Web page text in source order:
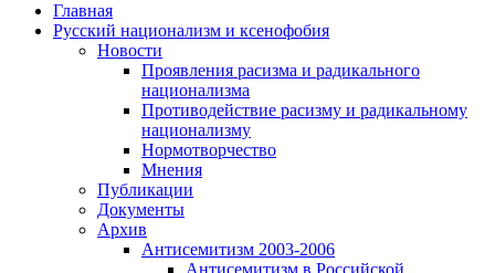
Главная
Русский национализм и ксенофобия
Новости
Проявления расизма и радикального
национализма
Противодействие расизму и радикальному
национализму
Нормотворчество
Мнения
Публикации
Документы
Архив
Антисемитизм 2003-2006